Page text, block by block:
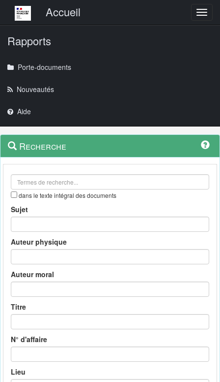
Menu principalAccueil
Rapports
Porte-documents
Nouveautés
Aide
Navigation
outils
Menu
contextuel
Recherche
dans le texte intégral des documents
Sujet
Auteur physique
Auteur moral
Titre
N° d'affaire
Lieu